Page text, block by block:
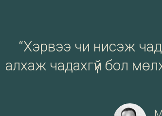
“Хэрвээ чи нисэж
алхаж чадахгүй бол